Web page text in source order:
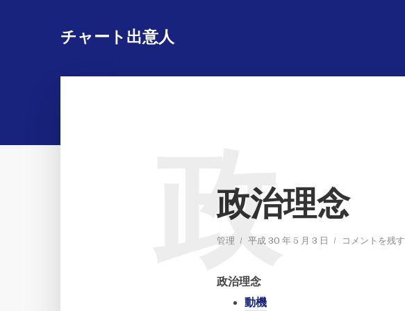
チャート出意人
政治理念
管理 平成 30 年 5 月 3 日 コメントを残す
政
政治理念
動機